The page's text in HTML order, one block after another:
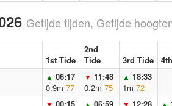
Getijde tijden, Getijde
1st Tide
2nd
Tide
3rd Tide
▲ 06:17
0.9m 77
▼ 11:48
0.2m 75
▲ 18:33
1m 72
▼ ▲ ▼ ▲